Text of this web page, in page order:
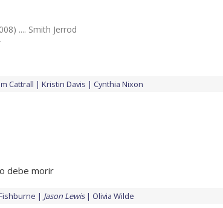
.... Smith Jerrod
Cattrall Kristin Davis Cynthia Nixon
debe morir
Jason Lewis Olivia Wilde